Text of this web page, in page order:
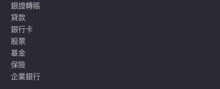
銀證轉賬
貸款
銀行卡
股票
基金
保險
企業銀行